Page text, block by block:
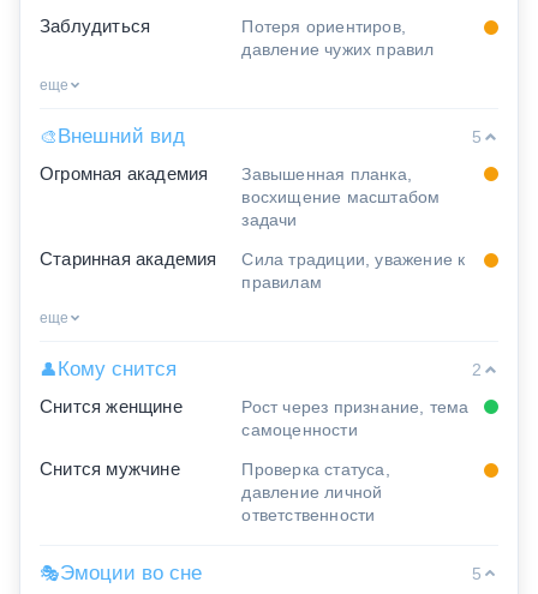
Заблудиться
Потеря ориентиров,
давление чужих правил
еще
🎨Внешний вид
5
Огромная академия
Завышенная планка,
восхищение масштабом
задачи
Старинная академия
Сила традиции, уважение к
правилам
еще
👤Кому снится
2
Снится женщине
Рост через признание, тема
самоценности
Снится мужчине
Проверка статуса,
давление личной
ответственности
🎭Эмоции во сне
5